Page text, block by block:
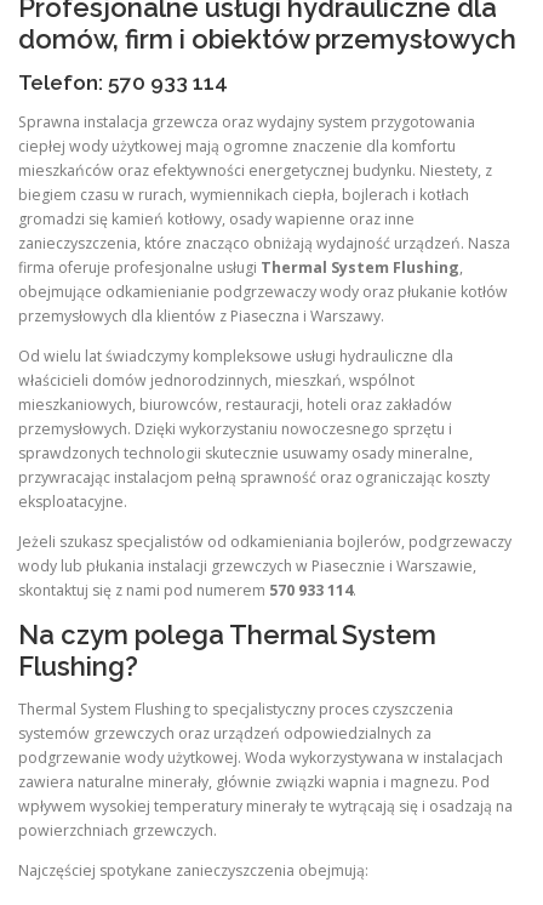
Profesjonalne usługi hydrauliczne dla
domów, firm i obiektów przemysłowych
Telefon: 570 933 114
Sprawna instalacja grzewcza oraz wydajny system przygotowania
ciepłej wody użytkowej mają ogromne znaczenie dla komfortu
mieszkańców oraz efektywności energetycznej budynku. Niestety, z
biegiem czasu w rurach, wymiennikach ciepła, bojlerach i kotłach
gromadzi się kamień kotłowy, osady wapienne oraz inne
zanieczyszczenia, które znacząco obniżają wydajność urządzeń. Nasza
firma oferuje profesjonalne usługi Thermal System Flushing,
obejmujące odkamienianie podgrzewaczy wody oraz płukanie kotłów
przemysłowych dla klientów z Piaseczna i Warszawy.
Od wielu lat świadczymy kompleksowe usługi hydrauliczne dla
właścicieli domów jednorodzinnych, mieszkań, wspólnot
mieszkaniowych, biurowców, restauracji, hoteli oraz zakładów
przemysłowych. Dzięki wykorzystaniu nowoczesnego sprzętu i
sprawdzonych technologii skutecznie usuwamy osady mineralne,
przywracając instalacjom pełną sprawność oraz ograniczając koszty
eksploatacyjne.
Jeżeli szukasz specjalistów od odkamieniania bojlerów, podgrzewaczy
wody lub płukania instalacji grzewczych w Piasecznie i Warszawie,
skontaktuj się z nami pod numerem 570 933 114.
Na czym polega Thermal System
Flushing?
Thermal System Flushing to specjalistyczny proces czyszczenia
systemów grzewczych oraz urządzeń odpowiedzialnych za
podgrzewanie wody użytkowej. Woda wykorzystywana w instalacjach
zawiera naturalne minerały, głównie związki wapnia i magnezu. Pod
wpływem wysokiej temperatury minerały te wytrącają się i osadzają na
powierzchniach grzewczych.
Najczęściej spotykane zanieczyszczenia obejmują: